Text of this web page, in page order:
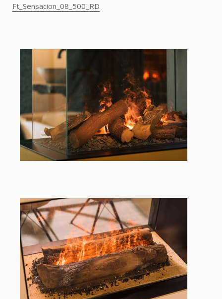
Ft_Sensacion_08_500_RD